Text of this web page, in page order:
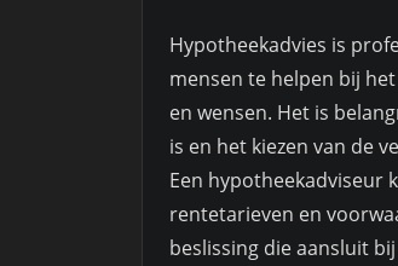
Hypotheekadvies is
mensen te helpen bij
en wensen. Het is
is en het kiezen van de
Een hypotheekadviseur
rentetarieven en
beslissing die aansluit